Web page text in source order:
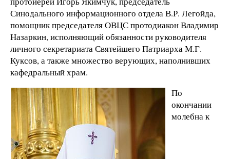
Синодального информационного отдела В.Р. Легойда,
помощник председателя ОВЦС протодиакон Владимир
Назаркин, исполняющий обязанности руководителя
личного секретариата Святейшего Патриарха М.Г.
Куксов, а также множество верующих, наполнивших
кафедральный храм.
По
окончании
молебна к